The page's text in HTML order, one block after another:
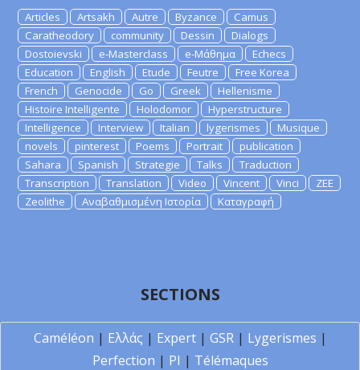
Articles Artsakh Autre Byzance
Camus
Caratheodory
community Dessin
Dialogs
Dostoievski
e-Masterclass e-Μάθημα
Echecs
Education
English Etude Feutre
Free Korea
French
Genocide Go Greek
Hellenisme
Histoire Intelligente
Holodomor
Hyperstructure
Intelligence
Interview Italian lygerismes
Musique
novels
pinterest Poems Portrait
publication
Sahara
Spanish Strategie Talks
Traduction
Transcription
Translation Video Vincent Vinci
ZEE
Zeolithe
Αναβαθμισμένη Ιστορία Καταγραφή
SECTIONS
Caméléon | Ελλάς | Expert| GSR| Lygerismes |
Perfection | PI | Télémaques